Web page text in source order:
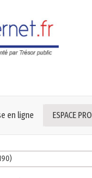
en ligne ESPACE PRO